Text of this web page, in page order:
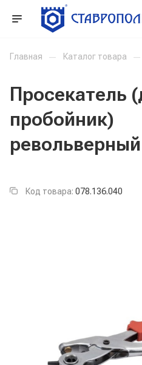
Главная — Каталог товара —
Просекатель
пробойник)
револьверный
Код товара: 078.136.040